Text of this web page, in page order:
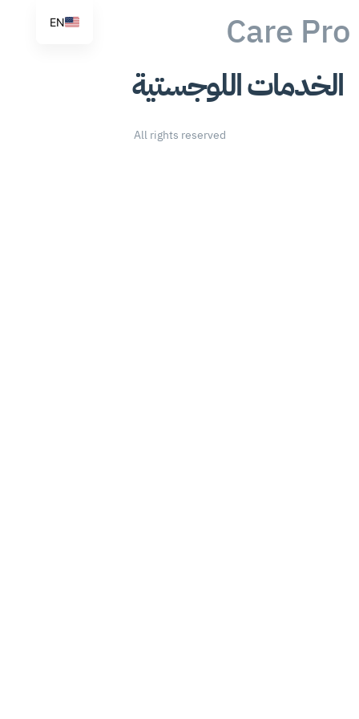
Care Pro
الخدمات اللوجستية
All rights reserved
EN